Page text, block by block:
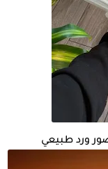
ورد طبيعي